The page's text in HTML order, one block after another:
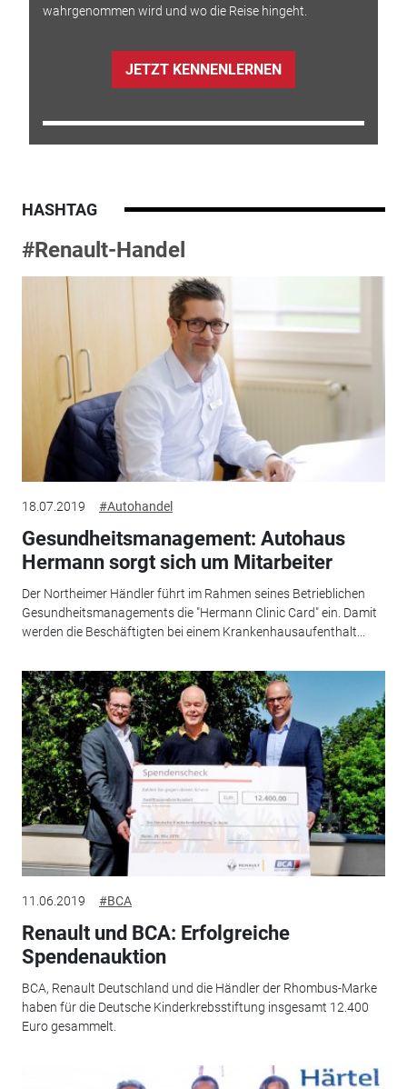
wahrgenommen wird und wo die Reise hingeht.
JETZT KENNENLERNEN
HASHTAG
#Renault-Handel
18.07.2019 #Autohandel
Gesundheitsmanagement: Autohaus
Hermann sorgt sich um Mitarbeiter
Der Northeimer Händler führt im Rahmen seines Betrieblichen
Gesundheitsmanagements die "Hermann Clinic Card" ein. Damit
werden die Beschäftigten bei einem Krankenhausaufenthalt...
11.06.2019 #BCA
Renault und BCA: Erfolgreiche
Spendenauktion
BCA, Renault Deutschland und die Händler der Rhombus-Marke
haben für die Deutsche Kinderkrebsstiftung insgesamt 12.400
Euro gesammelt.